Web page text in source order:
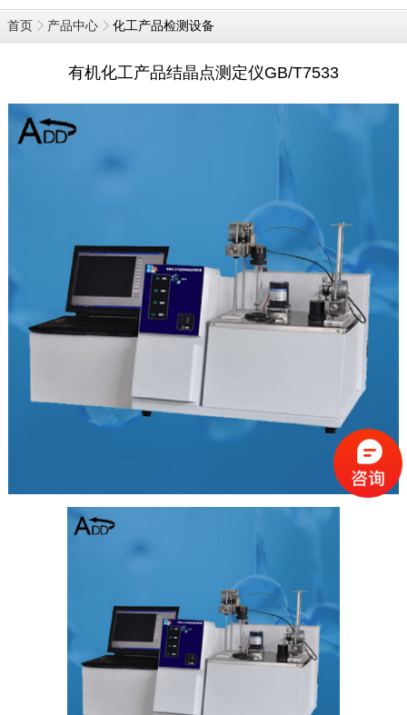
首页 产品中心 化工产品检测设备
有机化工产品结晶点测定仪GB/T7533